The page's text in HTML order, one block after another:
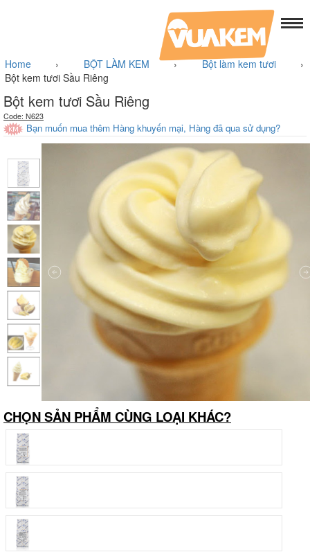
Home › BỘT LÀM KEM ›Bột làm kem tươi›
Bột kem tươi Sầu Riêng
Bột kem tươi Sầu Riêng
Code: N623
Bạn muốn mua thêm Hàng khuyến mại, Hàng đã qua sử dụng?
CHỌN SẢN PHẨM CÙNG LOẠI KHÁC?